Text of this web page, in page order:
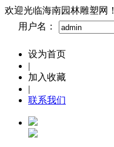
欢迎光临海南园林雕塑网！
用户名：
设为首页
|
加入收藏
|
联系我们